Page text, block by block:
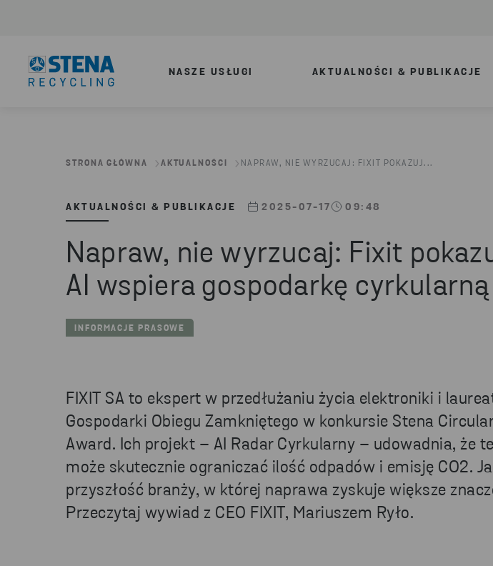
NASZE USŁUGI AKTUALNOŚCI & PUBLIKACJE
STRONA GŁÓWNA AKTUALNOŚCI NAPRAW, NIE WYRZUCAJ: FIXIT POKAZUJ...
AKTUALNOŚCI & PUBLIKACJE 2025-07-17 09:48
Napraw, nie wyrzucaj: Fixit
AI wspiera gospodarkę cyrkularną
INFORMACJE PRASOWE
FIXIT SA to ekspert w przedłużaniu życia elektroniki i
Gospodarki Obiegu Zamkniętego w konkursie Stena
Award. Ich projekt – AI Radar Cyrkularny – udowadnia, że
może skutecznie ograniczać ilość odpadów i emisję CO2.
przyszłość branży, w której naprawa zyskuje większe
Przeczytaj wywiad z CEO FIXIT, Mariuszem Ryło.